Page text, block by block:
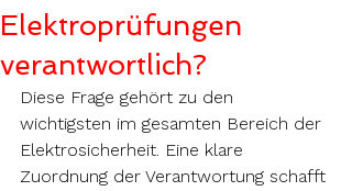
Elektroprüfungen
verantwortlich?
Diese Frage gehört zu den
wichtigsten im gesamten Bereich der
Elektrosicherheit. Eine klare
Zuordnung der Verantwortung schafft